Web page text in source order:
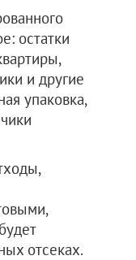
остатки
и другие
упаковка,
отсеках.